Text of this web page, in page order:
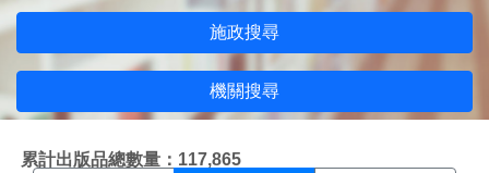
施政搜尋
機關搜尋
累計出版品總數量：117,865
施政搜尋結果頁面